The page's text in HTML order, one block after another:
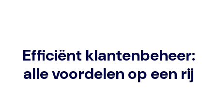
Efficiënt klantenbeheer:
alle voordelen op een rij